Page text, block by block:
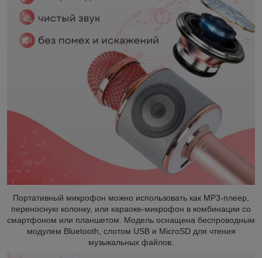
Портативный микрофон можно использовать как MP3-плеер,
переносную колонку, или караоке-микрофон в комбинации со
смартфоном или планшетом. Модель оснащена беспроводным
модулем Bluetooth, слотом USB и MicroSD для чтения
музыкальных файлов.